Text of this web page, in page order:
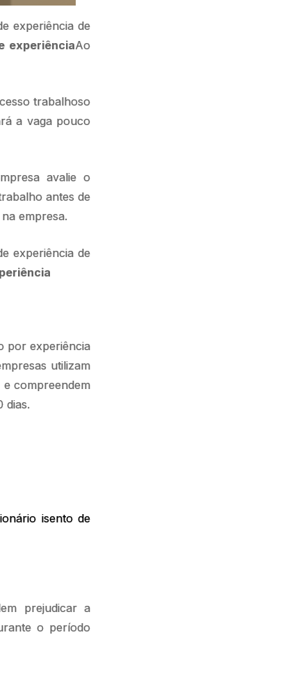
experiência de
experiênciaAo
trabalhoso
a vaga pouco
avalie o
antes de
empresa.
experiência de
por experiência
utilizam
compreendem
dias.
isento de
prejudicar a
o período